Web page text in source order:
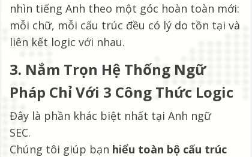
nhìn tiếng Anh theo một góc hoàn toàn mới:
mỗi chữ, mỗi cấu trúc đều có lý do tồn tại và
liên kết logic với nhau.
3. Nắm Trọn Hệ Thống Ngữ
Pháp Chỉ Với 3 Công Thức Logic
Đây là phần khác biệt nhất tại Anh ngữ
SEC.
Chúng tôi giúp bạn hiểu toàn bộ cấu trúc